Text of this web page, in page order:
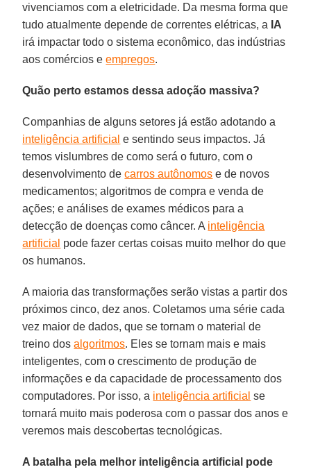
vivenciamos com a eletricidade. Da mesma forma que
tudo atualmente depende de correntes elétricas, a IA
irá impactar todo o sistema econômico, das indústrias
aos comércios eempregos.
Quão perto estamos dessa adoção massiva?
Companhias de alguns setores já estão adotando a
inteligência artificial e sentindo seus impactos. Já
temos vislumbres de como será o futuro, com o
desenvolvimento decarros autônomos e de novos
medicamentos; algoritmos de compra e venda de
ações; e análises de exames médicos para a
detecção de doenças como câncer. A inteligência
artificial pode fazer certas coisas muito melhor do que
os humanos.
A maioria das transformações serão vistas a partir dos
próximos cinco, dez anos. Coletamos uma série cada
vez maior de dados, que se tornam o material de
treino dosalgoritmos. Eles se tornam mais e mais
inteligentes, com o crescimento de produção de
informações e da capacidade de processamento dos
computadores. Por isso, a inteligência artificial se
tornará muito mais poderosa com o passar dos anos e
veremos mais descobertas tecnológicas.
A batalha pela melhor inteligência artificial pode